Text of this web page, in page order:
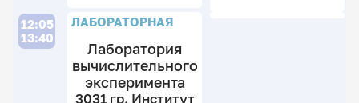
12:05
13:40
ЛАБОРАТОРНАЯ
Лаборатория
вычислительного
эксперимента
3031 гр. Институт